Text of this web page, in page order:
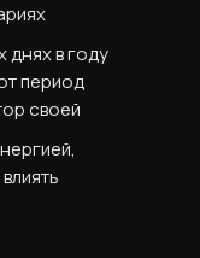
днях в году
период
своей